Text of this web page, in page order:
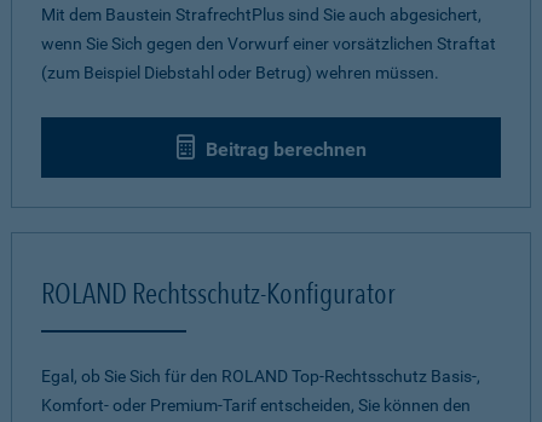
Mit dem Baustein StrafrechtPlus sind Sie auch abgesichert,
wenn Sie Sich gegen den Vorwurf einer vorsätzlichen Straftat
(zum Beispiel Diebstahl oder Betrug) wehren müssen.
Beitrag berechnen
ROLAND Rechtsschutz-Konfigurator
Egal, ob Sie Sich für den ROLAND Top-Rechtsschutz Basis-,
Komfort- oder Premium-Tarif entscheiden, Sie können den